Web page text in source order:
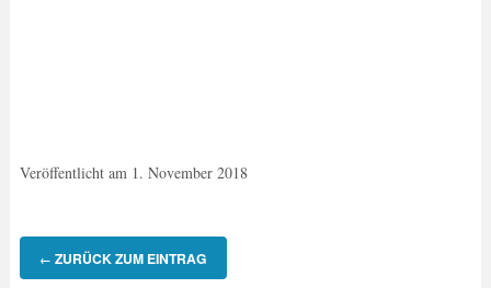
Veröffentlicht am 1. November 2018
← ZURÜCK ZUM EINTRAG